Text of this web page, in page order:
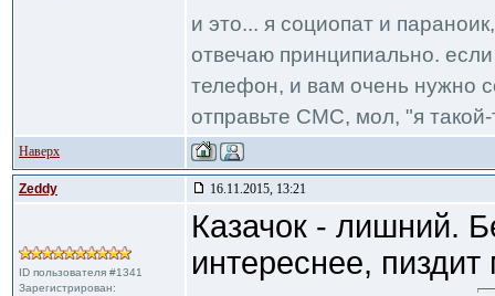
и это... я социопат и
отвечаю принципиально.
телефон, и вам очень нужно
отправьте СМС, мол, "я такой-
Наверх
Zeddy 16.11.2015, 13:21
ID пользователя #1341
Зарегистрирован:
Казачок - лишний.
интереснее, пиздит